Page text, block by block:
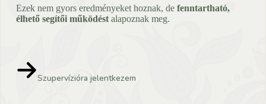
Ezek nem gyors eredményeket hoznak, de fenntartható,
élhető segítői működéstalapoznak meg.
Szupervízióra jelentkezem